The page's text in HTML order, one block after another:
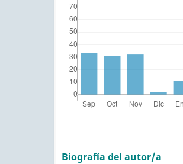
Biografía del autor/a